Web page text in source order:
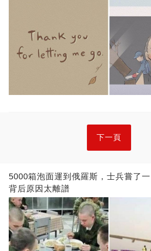
下一頁
5000箱泡面運到俄羅斯，士兵嘗了一
背后原因太離譜